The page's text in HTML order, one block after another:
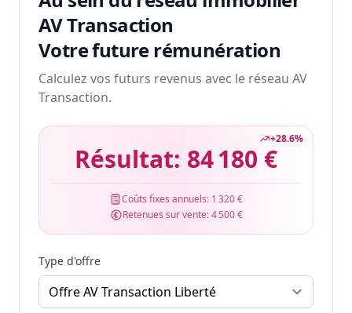
AV Transaction
Votre future rémunération
Calculez vos futurs revenus avec le réseau AV
Transaction.
+28.6%
Résultat: 84 180 €
Coûts fixes annuels: 1 320 €
Retenues sur vente:4 500 €
Type d'offre